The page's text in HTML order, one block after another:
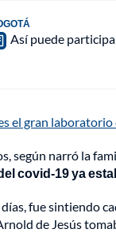
Así puede
el gran
según narró la
covid-19 ya
fue sintiendo
de Jesús